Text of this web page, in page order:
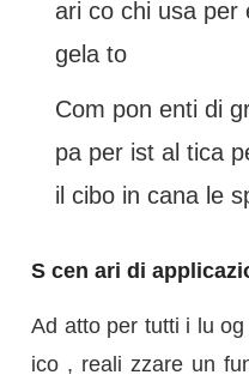
ari co chi usa per
gela to
Com pon enti di
pa per ist al tica
il cibo in cana le
S cen ari di
Ad atto per tutti i lu
ico , reali zzare un